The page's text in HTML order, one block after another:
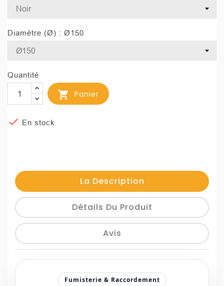
Diamètre (Ø) : Ø150
Quantité
 Panier
 En stock
La Description
Détails Du Produit
Avis
Fumisterie & Raccordement